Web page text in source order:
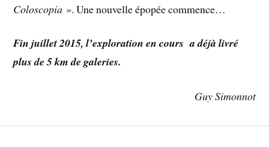
Coloscopia ». Une nouvelle épopée commence…
Fin juillet 2015, l’exploration en cours a déjà livré
plus de 5 km de galeries.
Guy Simonnot